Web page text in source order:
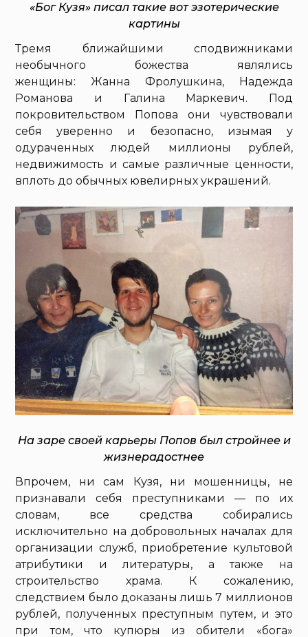
«Бог Кузя» писал такие вот эзотерические
картины
Тремя ближайшими сподвижниками
необычного божества являлись
женщины: Жанна Фролушкина, Надежда
Романова и Галина Маркевич. Под
покровительством Попова они чувствовали
себя уверенно и безопасно, изымая у
одураченных людей миллионы рублей,
недвижимость и самые различные ценности,
вплоть до обычных ювелирных украшений.
На заре своей карьеры Попов был стройнее и
жизнерадостнее
Впрочем, ни сам Кузя, ни мошенницы, не
признавали себя преступниками — по их
словам, все средства собирались
исключительно на добровольных началах для
организации служб, приобретение культовой
атрибутики и литературы, а также на
строительство храма. К сожалению,
следствием было доказаны лишь 7 миллионов
рублей, полученных преступным путем, и это
при том, что купюры из обители «бога»